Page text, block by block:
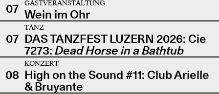
07
GASTVERANSTALTUNG
Wein im Ohr
07
TANZ
DAS TANZFEST LUZERN 2026: Cie
7273: Dead Horse in a Bathtub
08
KONZERT
High on the Sound #11: Club Arielle
& Bruyante